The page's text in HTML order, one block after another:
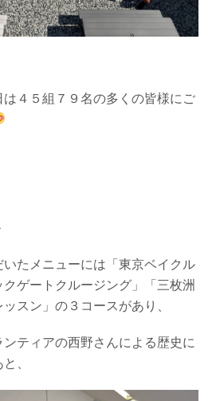
４５組７９名の多くの皆様にご
たメニューには「東京ベイクル
ゲートクルージング」「三枚洲
ッスン」の３コースがあり、
ティアの西野さんによる歴史に
、